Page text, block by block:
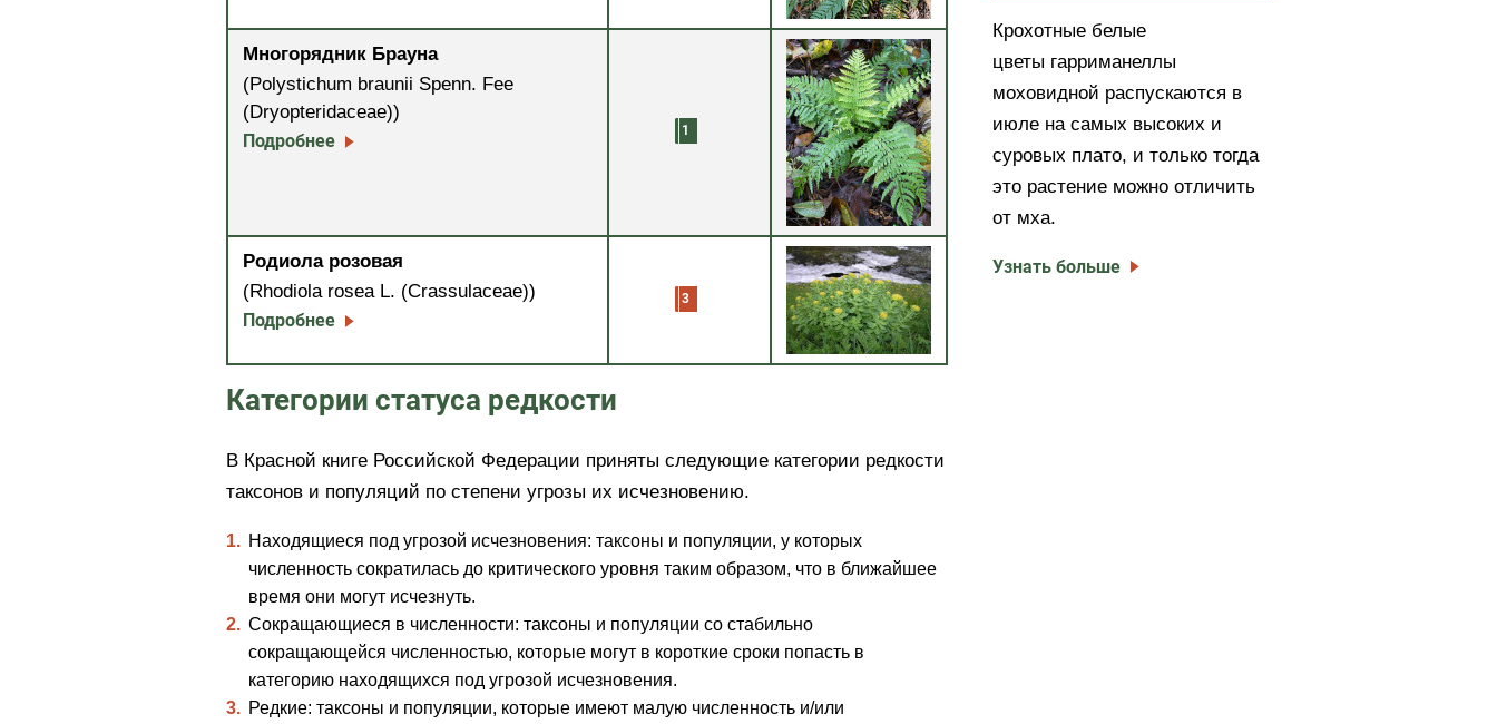
Многорядник Брауна
(Polystichum braunii Spenn. Fee
(Dryopteridaceae))
Подробнее
Родиола розовая
(Rhodiola rosea L. (Crassulaceae))
Подробнее
Категории статуса редкости
В Красной книге Российской Федерации приняты следующие категории редкости
таксонов и популяций по степени угрозы их исчезновению.
Находящиеся под угрозой исчезновения: таксоны и популяции, у которых
численность сократилась до критического уровня таким образом, что в ближайшее
время они могут исчезнуть.
Сокращающиеся в численности: таксоны и популяции со стабильно
сокращающейся численностью, которые могут в короткие сроки попасть в
категорию находящихся под угрозой исчезновения.
Редкие: таксоны и популяции, которые имеют малую численность и/или
Крохотные белые
цветы гарриманеллы
моховидной распускаются в
июле на самых высоких и
суровых плато, и только тогда
это растение можно отличить
от мха.
Узнать больше